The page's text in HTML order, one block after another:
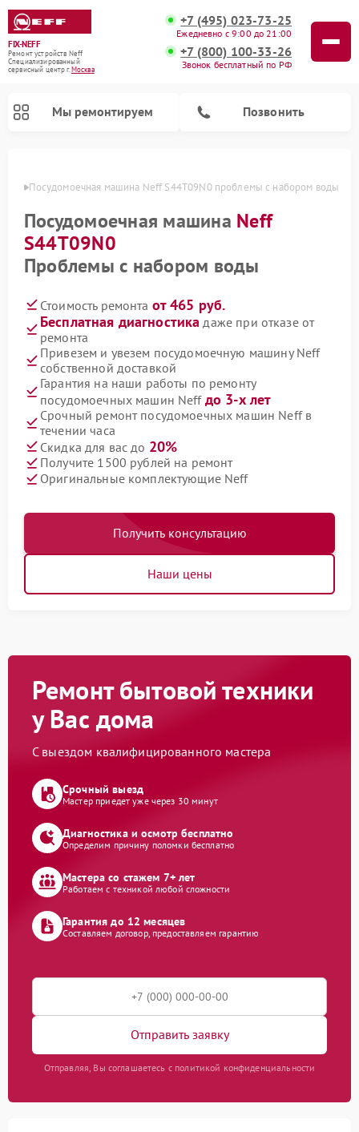
FIX-NEFF
Ремонт устройств Neff
Специализированный
cервисный центр г.Москва
+7 (495) 023-73-25
Ежедневно с 9:00 до 21:00
+7 (800) 100-33-26
Звонок бесплатный по РФ
Мы ремонтируем Позвонить
Посудомоечная машина Neff S44T09N0 проблемы с набором воды
Посудомоечная машина Neff
S44T09N0
Проблемы с набором воды
Стоимость ремонта от 465 руб.
Бесплатная диагностика даже при отказе от
ремонта
Привезем и увезем посудомоечную машину Neff
собственной доставкой
Гарантия на наши работы по ремонту
посудомоечных машин Neff до 3-х лет
Срочный ремонт посудомоечных машин Neff в
течении часа
Скидка для вас до 20%
Получите 1500 рублей на ремонт
Оригинальные комплектующие Neff
Получить консультацию
Наши цены
Ремонт бытовой техники
у Вас дома
С выездом квалифицированного мастера
Срочный выезд
Мастер приедет уже через 30 минут
Диагностика и осмотр бесплатно
Определим причину поломки бесплатно
Мастера со стажем 7+ лет
Работаем с техникой любой сложности
Гарантия до 12 месяцев
Составляем договор, предоставляем гарантию
Отправить заявку
Отправляя, Вы соглашаетесь с политикой конфиденциальности